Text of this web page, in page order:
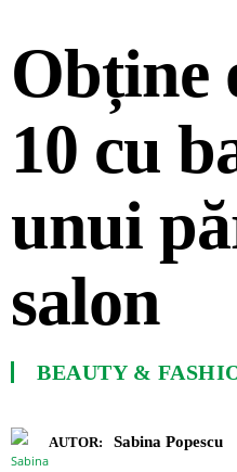
Obține
10 cu
unui
salon
BEAUTY &
AUTOR: Sabina Popescu